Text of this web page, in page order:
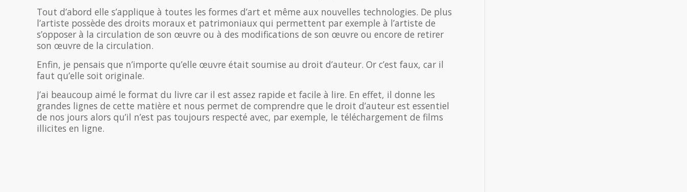
Tout d’abord elle s’applique à toutes les formes d’art et même aux nouvelles technologies. De plus
l’artiste possède des droits moraux et patrimoniaux qui permettent par exemple à l’artiste de
s’opposer à la circulation de son œuvre ou à des modifications de son œuvre ou encore de retirer
son œuvre de la circulation.
Enfin, je pensais que n’importe qu’elle œuvre était soumise au droit d’auteur. Or c’est faux, car il
faut qu’elle soit originale.
J’ai beaucoup aimé le format du livre car il est assez rapide et facile à lire. En effet, il donne les
grandes lignes de cette matière et nous permet de comprendre que le droit d’auteur est essentiel
de nos jours alors qu’il n’est pas toujours respecté avec, par exemple, le téléchargement de films
illicites en ligne.